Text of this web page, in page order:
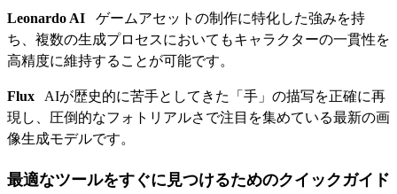
Leonardo AI ゲームアセットの制作に特化した強みを持
ち、複数の生成プロセスにおいてもキャラクターの一貫性を
高精度に維持することが可能です。
Flux AIが歴史的に苦手としてきた「手」の描写を正確に再
現し、圧倒的なフォトリアルさで注目を集めている最新の画
像生成モデルです。
最適なツールをすぐに見つけるためのクイックガイド